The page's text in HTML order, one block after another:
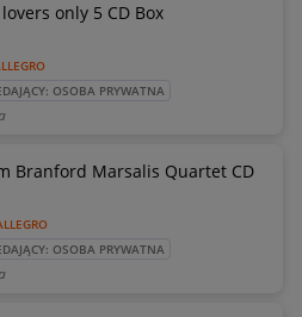
only 5 CD Box
OSOBA PRYWATNA
Branford Marsalis Quartet CD
OSOBA PRYWATNA